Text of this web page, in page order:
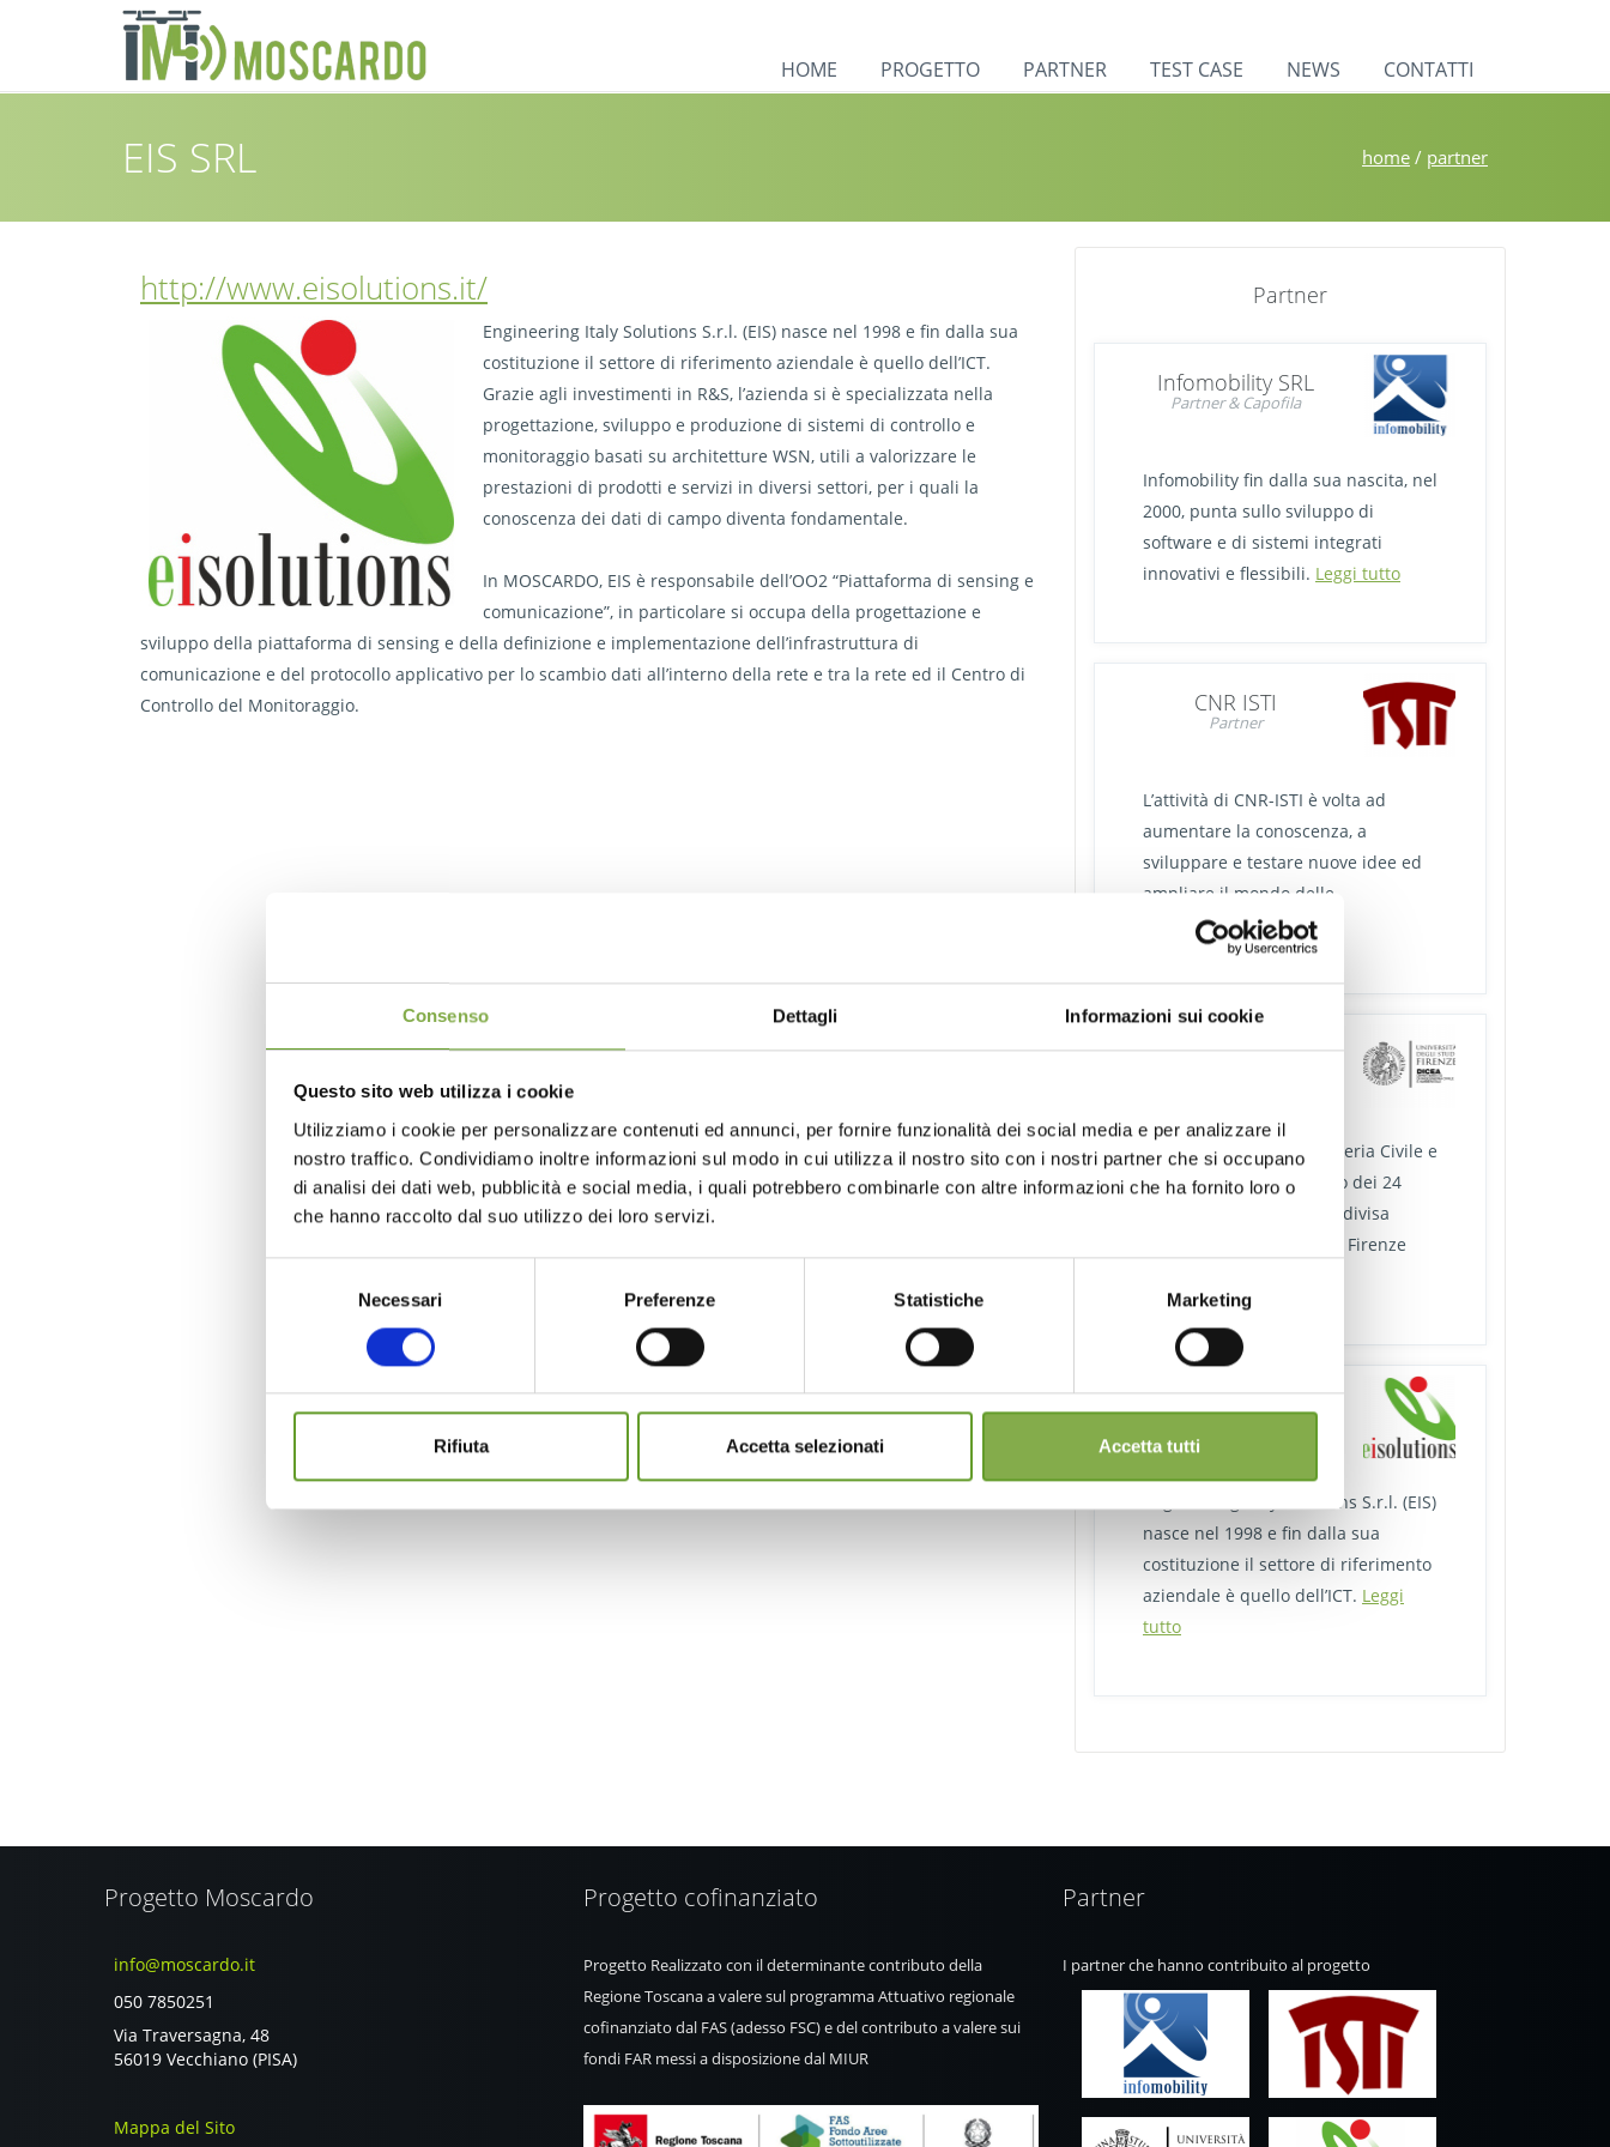
Consenso Dettagli Informazioni sui cookie
Questo sito web utilizza i cookie
Utilizziamo i cookie per personalizzare contenuti ed annunci, per fornire funzionalità dei social media e per analizzare il
nostro traffico. Condividiamo inoltre informazioni sul modo in cui utilizza il nostro sito con i nostri partner che si occupano
di analisi dei dati web, pubblicità e social media, i quali potrebbero combinarle con altre informazioni che ha fornito loro o
che hanno raccolto dal suo utilizzo dei loro servizi.
Necessari Preferenze Statistiche Marketing
Rifiuta Accetta selezionati Accetta tutti
Salta al contenuto principale
HOME PROGETTO PARTNER TEST CASE NEWS CONTATTI
EIS SRL home / partner
http://www.eisolutions.it/
Engineering Italy Solutions S.r.l. (EIS) nasce nel 1998 e fin dalla sua
costituzione il settore di riferimento aziendale è quello dell’ICT.
Grazie agli investimenti in R&S, l’azienda si è specializzata nella
progettazione, sviluppo e produzione di sistemi di controllo e
monitoraggio basati su architetture WSN, utili a valorizzare le
prestazioni di prodotti e servizi in diversi settori, per i quali la
conoscenza dei dati di campo diventa fondamentale.
In MOSCARDO, EIS è responsabile dell’OO2 “Piattaforma di sensing e
comunicazione”, in particolare si occupa della progettazione e
sviluppo della piattaforma di sensing e della definizione e implementazione dell’infrastruttura di
comunicazione e del protocollo applicativo per lo scambio dati all’interno della rete e tra la rete ed il Centro di
Controllo del Monitoraggio.
Partner
Infomobility SRL
Partner & Capofila
Infomobility fin dalla sua nascita, nel
2000, punta sullo sviluppo di
software e di sistemi integrati
innovativi e flessibili. Leggi tutto
CNR ISTI
Partner
L’attività di CNR-ISTI è volta ad
aumentare la conoscenza, a
sviluppare e testare nuove idee ed
ampliare il mondo delle
applicazioni.Leggi tutto
UniFI DICEA
Il Dipartimento di Ingegneria Civile e
Ambientale (DICeA) è uno dei 24
Dipartimenti in cui è suddivisa
l’Università degli Studi di Firenze
EIS Srl
Engineering Italy Solutions S.r.l. (EIS)
nasce nel 1998 e fin dalla sua
costituzione il settore di riferimento
aziendale è quello dell’ICT. Leggi
tutto
Progetto Moscardo
info@moscardo.it
050 7850251
Via Traversagna, 48
56019 Vecchiano (PISA)
Mappa del Sito
Progetto cofinanziato
Progetto Realizzato con il determinante contributo della
Regione Toscana a valere sul programma Attuativo regionale
cofinanziato dal FAS (adesso FSC) e del contributo a valere sui
fondi FAR messi a disposizione dal MIUR
Partner
I partner che hanno contribuito al progetto